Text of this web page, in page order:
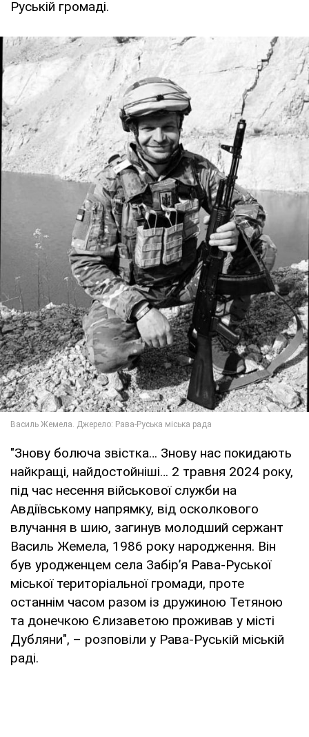
Руській громаді.
"Знову болюча звістка… Знову нас покидають
найкращі, найдостойніші… 2 травня 2024 року,
під час несення військової служби на
Авдіївському напрямку, від осколкового
влучання в шию, загинув молодший сержант
Василь Жемела, 1986 року народження. Він
був уродженцем села Забір’я Рава-Руської
міської територіальної громади, проте
останнім часом разом із дружиною Тетяною
та донечкою Єлизаветою проживав у місті
Дубляни", – розповіли у Рава-Руській міській
раді.